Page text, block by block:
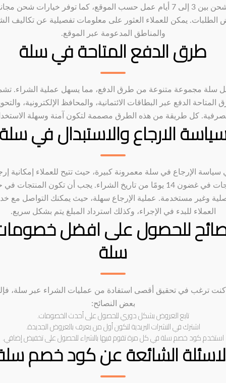
الشحن بين 3 إلى 7 أيام عمل حسب الموقع، كما توفر خيارات شحن
الطلبات. يمكن للعملاء العثور على معلومات تفصيلية عن تكاليف
والمناطق المدعومة عبر الموقع.
طرق الدفع المتاحة في سلة
سلة مجموعة متنوعة من طرق الدفع، مما يسهل عملية الشراء.
المتاحة الدفع عبر البطاقات الائتمانية، والمحافظ الإلكترونية،
كل طريقة من هذه الطرق مصممة لتكون آمنة وسهلة
الارجاع والاستبدال في سلة
سياسة الإرجاع في سلة معمرونة كبيرة، حيث تتيح للعملاء إمكانية
المنتجات في غضون 14 يومًا من تاريخ الشراء. يجب أن تكون المنتجات في
وغير مستخدمة. عملية الإرجاع سهلة، حيث يمكنك التواصل مع
العملاء للبدء في الإجراء، وكذلك استرداد المبلغ يتم بشكل سريع.
للحصول على افضل
سلة
كنت ترغب في تحقيق أقصى استفادة من عمليات الشراء عبر سلة،
بعض النصائح:
تابع العروض بشكل دوري للحصول على أحدث الخصومات.
اشترك في النشرات البريدية لتكون أول من يعرف بالعروض الجديدة.
استخدم كود خصم سلة في كل مرة تقوم فيها بالشراء للحصول على تخفيض إضافي.
الشائعة عن كود خصم